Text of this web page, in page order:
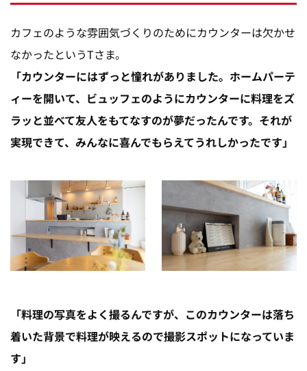
カフェのような雰囲気づくりのためにカウンターは欠かせ
なかったというTさま。
「カウンターにはずっと憧れがありました。ホームパーテ
ィーを開いて、ビュッフェのようにカウンターに料理をズ
ラッと並べて友人をもてなすのが夢だったんです。それが
実現できて、みんなに喜んでもらえてうれしかったです」
「料理の写真をよく撮るんですが、このカウンターは落ち
着いた背景で料理が映えるので撮影スポットになっていま
す」